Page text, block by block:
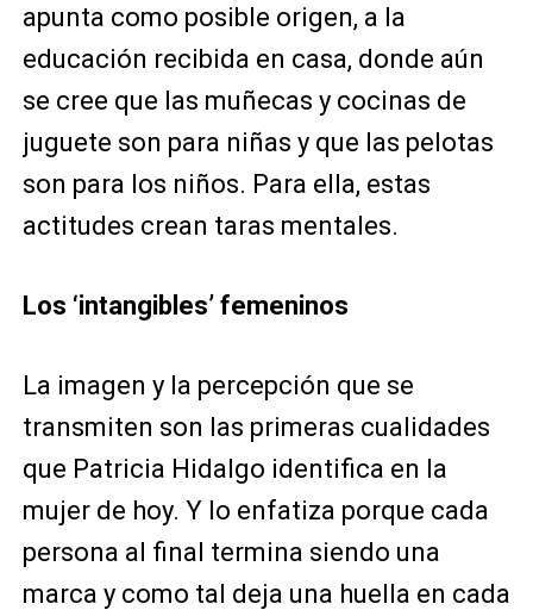
apunta como posible origen, a la
educación recibida en casa, donde aún
se cree que las muñecas y cocinas de
juguete son para niñas y que las pelotas
son para los niños. Para ella, estas
actitudes crean taras mentales.
Los ‘intangibles’ femeninos
La imagen y la percepción que se
transmiten son las primeras cualidades
que Patricia Hidalgo identifica en la
mujer de hoy. Y lo enfatiza porque cada
persona al final termina siendo una
marca y como tal deja una huella en cada